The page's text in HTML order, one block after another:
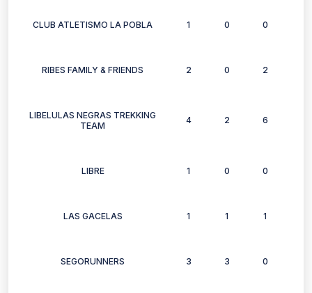
CLUB ATLETISMO LA POBLA 1 0 0
RIBES FAMILY & FRIENDS 2 0 2
LIBELULAS NEGRAS TREKKING
TEAM
4 2 6
LIBRE 1 0 0
LAS GACELAS 1 1 1
SEGORUNNERS 3 3 0